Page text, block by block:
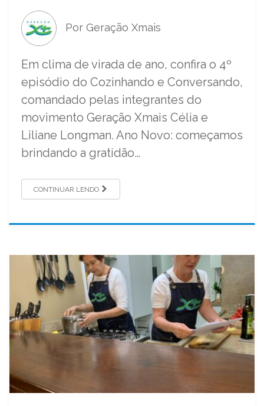
Por Geração Xmais
Em clima de virada de ano, confira o 4º
episódio do Cozinhando e Conversando,
comandado pelas integrantes do
movimento Geração Xmais Célia e
Liliane Longman. Ano Novo: começamos
brindando a gratidão…
CONTINUAR LENDO